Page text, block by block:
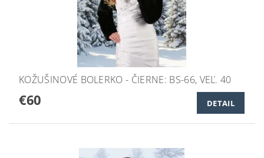
KOŽUŠINOVÉ BOLERKO - ČIERNE: BS-66, VEĽ. 40
€60 DETAIL